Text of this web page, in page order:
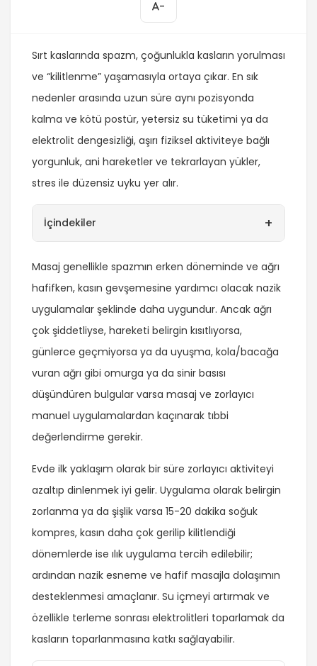
-
Sırt kaslarında spazm, çoğunlukla kasların yorulması
ve “kilitlenme” yaşamasıyla ortaya çıkar. En sık
nedenler arasında uzun süre aynı pozisyonda
kalma ve kötü postür, yetersiz su tüketimi ya da
elektrolit dengesizliği, aşırı fiziksel aktiviteye bağlı
yorgunluk, ani hareketler ve tekrarlayan yükler,
stres ile düzensiz uyku yer alır.
İçindekiler +
Masaj genellikle spazmın erken döneminde ve ağrı
hafifken, kasın gevşemesine yardımcı olacak nazik
uygulamalar şeklinde daha uygundur. Ancak ağrı
çok şiddetliyse, hareketi belirgin kısıtlıyorsa,
günlerce geçmiyorsa ya da uyuşma, kola/bacağa
vuran ağrı gibi omurga ya da sinir basısı
düşündüren bulgular varsa masaj ve zorlayıcı
manuel uygulamalardan kaçınarak tıbbi
değerlendirme gerekir.
Evde ilk yaklaşım olarak bir süre zorlayıcı aktiviteyi
azaltıp dinlenmek iyi gelir. Uygulama olarak belirgin
zorlanma ya da şişlik varsa 15-20 dakika soğuk
kompres, kasın daha çok gerilip kilitlendiği
dönemlerde ise ılık uygulama tercih edilebilir;
ardından nazik esneme ve hafif masajla dolaşımın
desteklenmesi amaçlanır. Su içmeyi artırmak ve
özellikle terleme sonrası elektrolitleri toparlamak da
kasların toparlanmasına katkı sağlayabilir.